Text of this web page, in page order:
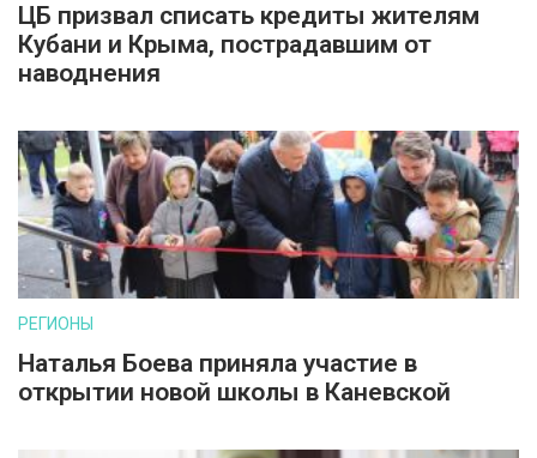
ЦБ призвал списать кредиты жителям
Кубани и Крыма, пострадавшим от
наводнения
РЕГИОНЫ
Наталья Боева приняла участие в
открытии новой школы в Каневской